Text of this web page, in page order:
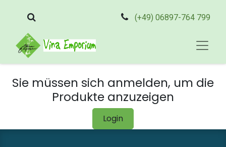
(+49) 06897-764 799
Sie müssen sich anmelden, um die
Produkte anzuzeigen
Login